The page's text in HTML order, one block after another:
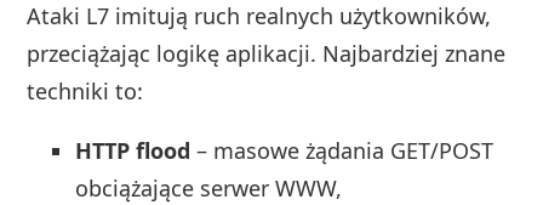
Ataki L7 imitują ruch realnych użytkowników,
przeciążając logikę aplikacji. Najbardziej znane
techniki to:
HTTP flood – masowe żądania GET/POST
obciążające serwer WWW,